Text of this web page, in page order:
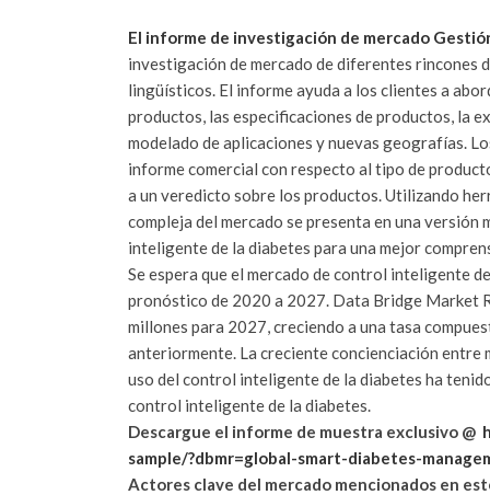
El informe de investigación de mercado
investigación de mercado de diferentes rincones
lingüísticos. El informe ayuda a los clientes a
productos, las especificaciones de productos, la
modelado de aplicaciones y nuevas geografías.
informe comercial con respecto al tipo de
a un veredicto sobre los productos.Utilizando
compleja del mercado se presenta en una
inteligente de la diabetes para una mejor
Se espera que el mercado de control inteligente
pronóstico de 2020 a 2027. Data Bridge Market
millones para 2027, creciendo a una tasa
anteriormente. La creciente concienciación entre
uso del control inteligente de la diabetes ha
control inteligente de la diabetes.
Descargue el informe de muestra exclusivo @
sample/?dbmr=global-smart-diabetes-
Actores clave del mercado mencionados en